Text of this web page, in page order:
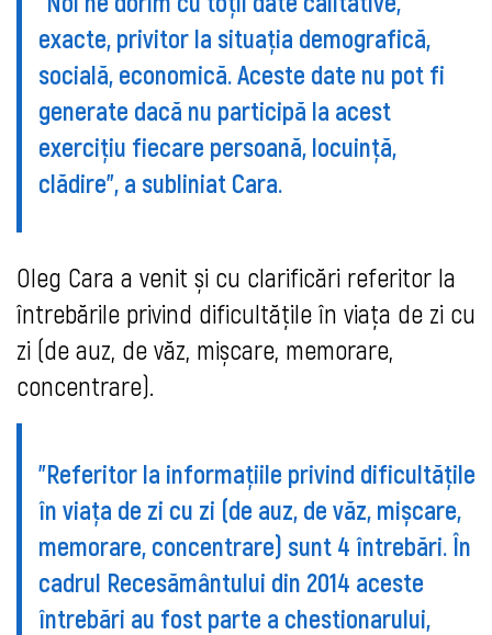
exacte, privitor la situația demografică,
socială, economică. Aceste date nu pot fi
generate dacă nu participă la acest
exercițiu fiecare persoană, locuință,
clădire", a subliniat Cara.
Oleg Cara a venit și cu clarificări referitor la
întrebările privind dificultățile în viața de zi cu
zi (de auz, de văz, mișcare, memorare,
concentrare).
"Referitor la informațiile privind dificultățile
în viața de zi cu zi (de auz, de văz, mișcare,
memorare, concentrare) sunt 4 întrebări. În
cadrul Recesământului din 2014 aceste
întrebări au fost parte a chestionarului,